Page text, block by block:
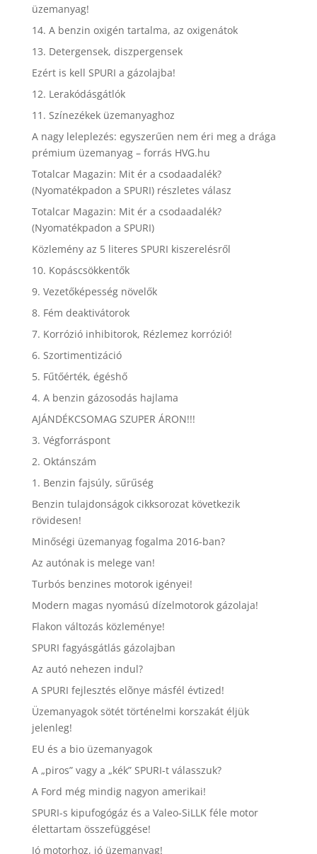
üzemanyag!
14. A benzin oxigén tartalma, az oxigenátok
13. Detergensek, diszpergensek
Ezért is kell SPURI a gázolajba!
12. Lerakódásgátlók
11. Színezékek üzemanyaghoz
A nagy leleplezés: egyszerűen nem éri meg a drága
prémium üzemanyag – forrás HVG.hu
Totalcar Magazin: Mit ér a csodaadalék?
(Nyomatékpadon a SPURI) részletes válasz
Totalcar Magazin: Mit ér a csodaadalék?
(Nyomatékpadon a SPURI)
Közlemény az 5 literes SPURI kiszerelésről
10. Kopáscsökkentők
9. Vezetőképesség növelők
8. Fém deaktivátorok
7. Korrózió inhibitorok, Rézlemez korrózió!
6. Szortimentizáció
5. Fűtőérték, égéshő
4. A benzin gázosodás hajlama
AJÁNDÉKCSOMAG SZUPER ÁRON!!!
3. Végforráspont
2. Oktánszám
1. Benzin fajsúly, sűrűség
Benzin tulajdonságok cikksorozat következik
rövidesen!
Minőségi üzemanyag fogalma 2016-ban?
Az autónak is melege van!
Turbós benzines motorok igényei!
Modern magas nyomású dízelmotorok gázolaja!
Flakon változás közleménye!
SPURI fagyásgátlás gázolajban
Az autó nehezen indul?
A SPURI fejlesztés elõnye másfél évtized!
Üzemanyagok sötét történelmi korszakát éljük
jelenleg!
EU és a bio üzemanyagok
A „piros” vagy a „kék” SPURI-t válasszuk?
A Ford még mindig nagyon amerikai!
SPURI-s kipufogógáz és a Valeo-SiLLK féle motor
élettartam összefüggése!
Jó motorhoz, jó üzemanyag!